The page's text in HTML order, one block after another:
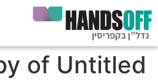
of Untitled